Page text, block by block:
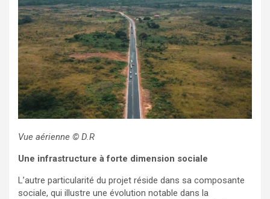
Vue aérienne © D.R
Une infrastructure à forte dimension sociale
L’autre particularité du projet réside dans sa composante
sociale, qui illustre une évolution notable dans la